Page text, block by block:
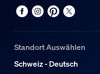
Standort Auswählen
Schweiz - Deutsch